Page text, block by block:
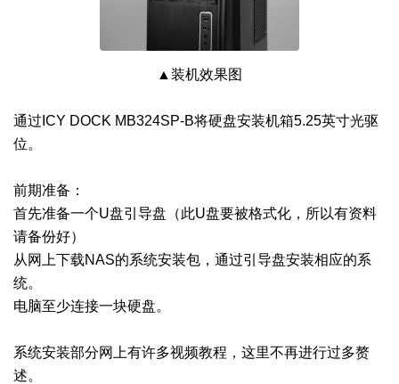
▲装机效果图
通过ICY DOCK MB324SP-B将硬盘安装机箱5.25英寸光驱
位。
前期准备：
首先准备一个U盘引导盘（此U盘要被格式化，所以有资料
请备份好）
从网上下载NAS的系统安装包，通过引导盘安装相应的系
统。
电脑至少连接一块硬盘。
系统安装部分网上有许多视频教程，这里不再进行过多赘
述。